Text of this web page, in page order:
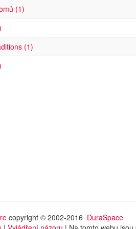
(1)
(1)
copyright © 2002-2016 DuraSpace